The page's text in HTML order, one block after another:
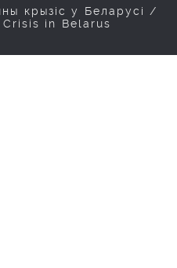
крызіс у Беларусі /
in Belarus